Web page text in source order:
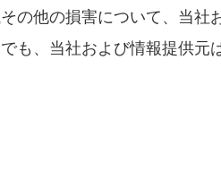
の他の損害について、当社
も、当社および情報提供